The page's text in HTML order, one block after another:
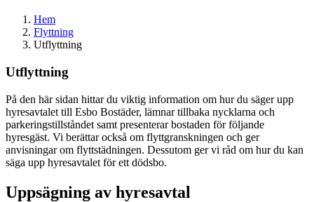
Hem
Flyttning
Utflyttning
Utflyttning
På den här sidan hittar du viktig information om hur du säger upp
hyresavtalet till Esbo Bostäder, lämnar tillbaka nycklarna och
parkeringstillståndet samt presenterar bostaden för följande
hyresgäst. Vi berättar också om flyttgranskningen och ger
anvisningar om flyttstädningen. Dessutom ger vi råd om hur du kan
säga upp hyresavtalet för ett dödsbo.
Uppsägning av hyresavtal